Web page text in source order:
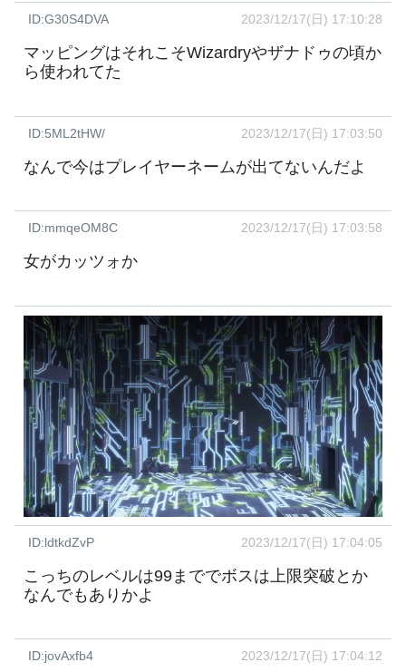
ID:G30S4DVA 2023/12/17(日) 17:10:28
マッピングはそれこそWizardryやザナドゥの頃か
ら使われてた
ID:5ML2tHW/ 2023/12/17(日) 17:03:50
なんで今はプレイヤーネームが出てないんだよ
ID:mmqeOM8C 2023/12/17(日) 17:03:58
女がカッツォか
ID:ldtkdZvP 2023/12/17(日) 17:04:05
こっちのレベルは99まででボスは上限突破とか
なんでもありかよ
ID:jovAxfb4 2023/12/17(日) 17:04:12